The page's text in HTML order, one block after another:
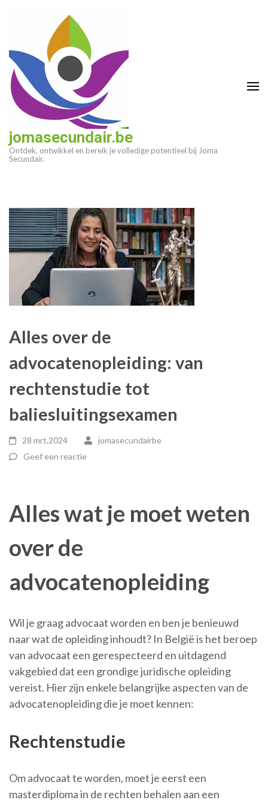
(druk
enter)
jomasecundair.be
Ontdek, ontwikkel en bereik je volledige potentieel bij Joma
Secundair.
Alles over de
advocatenopleiding: van
rechtenstudie tot
baliesluitingsexamen
28 mrt,2024
jomasecundairbe
Geef een reactie
Alles wat je moet weten
over de
advocatenopleiding
Wil je graag advocaat worden en ben je benieuwd
naar wat de opleiding inhoudt? In België is het beroep
van advocaat een gerespecteerd en uitdagend
vakgebied dat een grondige juridische opleiding
vereist. Hier zijn enkele belangrijke aspecten van de
advocatenopleiding die je moet kennen:
Rechtenstudie
Om advocaat te worden, moet je eerst een
masterdiploma in de rechten behalen aan een